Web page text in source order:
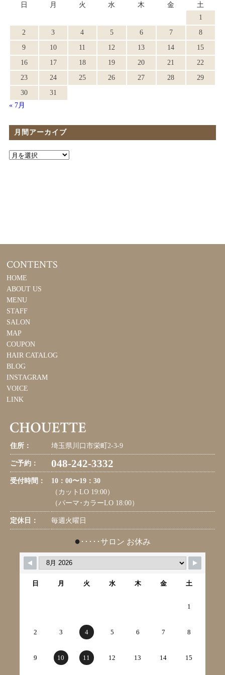
日
月 火 水 木 金
土
1
2
3 4 5 6 7
8
9
10 11 12 13 14
15
16
17 18 19 20 21
22
23
24 25 26 27 28
29
30
31
« 7月
月間アーカイブ
CONTENTS
HOME
ABOUT US
MENU
STAFF
SALON
MAP
COUPON
HAIR CATALOG
BLOG
INSTAGRAM
VOICE
LINK
住所： 埼玉県川口市栄町2-3-9
ご予約： 048-242-3332
受付時間：
10：00〜19：30
（カットLO 19:00）
（パーマ･カラーLO 18:00）
定休日： 毎週火曜日
● ･････サロン お休み
日 月 火 水 木 金 土
1
2 3 4 5 6 7 8
9 10 11 12 13 14 15